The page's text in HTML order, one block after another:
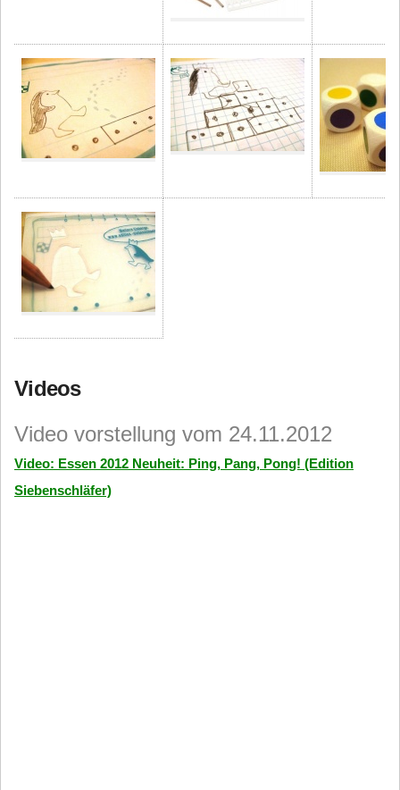
Videos
Video vorstellung vom 24.11.2012
Video: Essen 2012 Neuheit: Ping, Pang, Pong! (Edition
Siebenschläfer)